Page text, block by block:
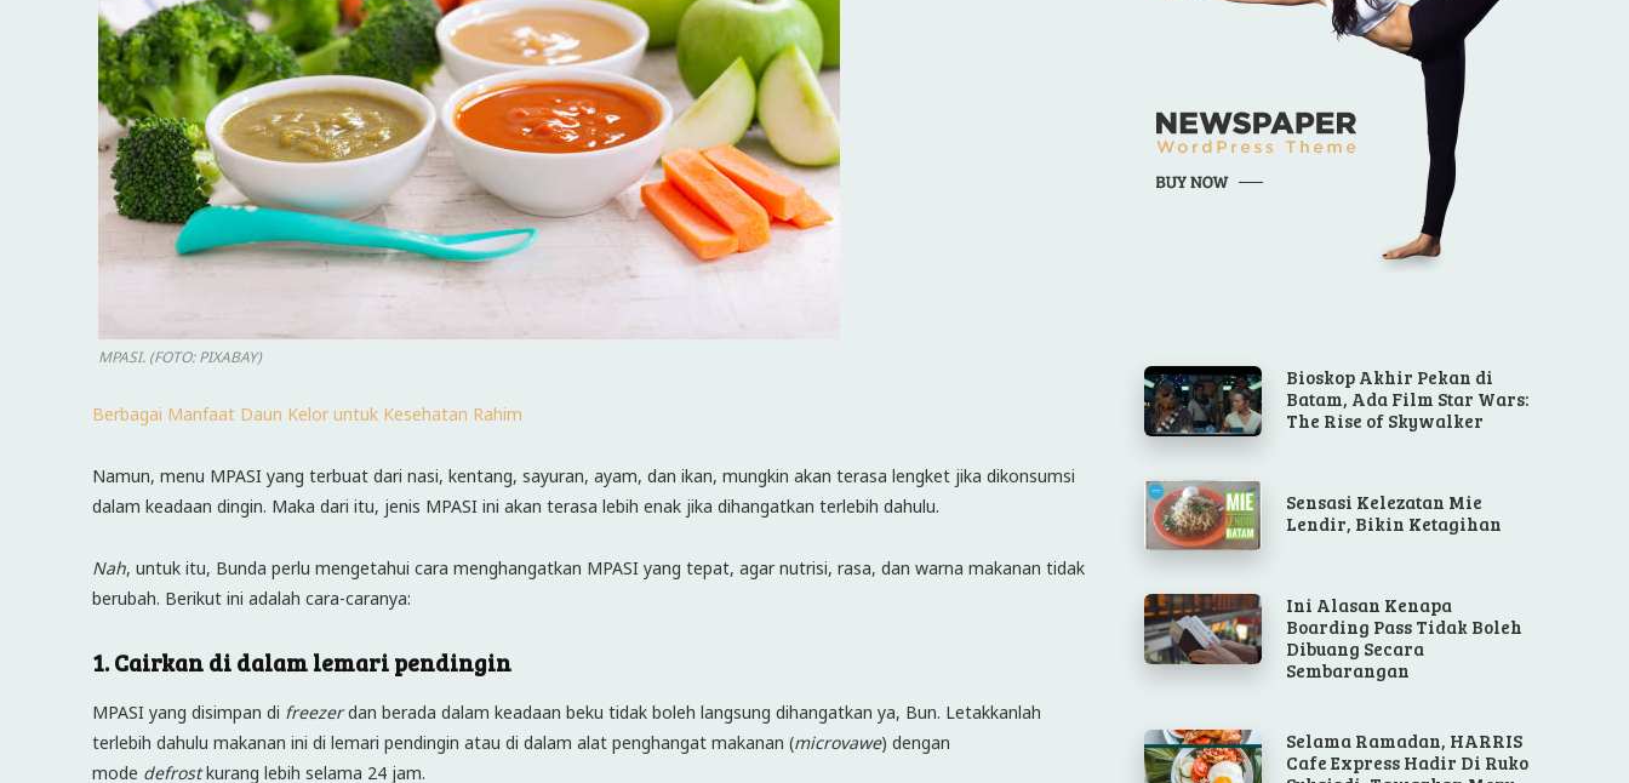
MPASI. (FOTO: PIXABAY)
Berbagai Manfaat Daun Kelor untuk Kesehatan Rahim
Namun, menu MPASI yang terbuat dari nasi, kentang, sayuran, ayam, dan ikan, mungkin akan terasa lengket jika dikonsumsi
dalam keadaan dingin. Maka dari itu, jenis MPASI ini akan terasa lebih enak jika dihangatkan terlebih dahulu.
Nah, untuk itu, Bunda perlu mengetahui cara menghangatkan MPASI yang tepat, agar nutrisi, rasa, dan warna makanan tidak
berubah. Berikut ini adalah cara-caranya:
1. Cairkan di dalam lemari pendingin
MPASI yang disimpan di freezerdan berada dalam keadaan beku tidak boleh langsung dihangatkan ya, Bun. Letakkanlah
terlebih dahulu makanan ini di lemari pendingin atau di dalam alat penghangat makanan (microvawe) dengan
mode defrostkurang lebih selama 24 jam.
Bioskop Akhir Pekan di
Batam, Ada Film Star Wars:
The Rise of Skywalker
Sensasi Kelezatan Mie
Lendir, Bikin Ketagihan
Ini Alasan Kenapa
Boarding Pass Tidak Boleh
Dibuang Secara
Sembarangan
Selama Ramadan, HARRIS
Cafe Express Hadir Di Ruko